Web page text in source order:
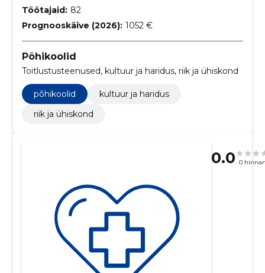
Töötajaid: 82
Prognooskäive (2026): 1052 €
Põhikoolid
Toitlustusteenused, kultuur ja haridus, riik ja ühiskond
põhikoolid
kultuur ja haridus
riik ja ühiskond
0.0 0